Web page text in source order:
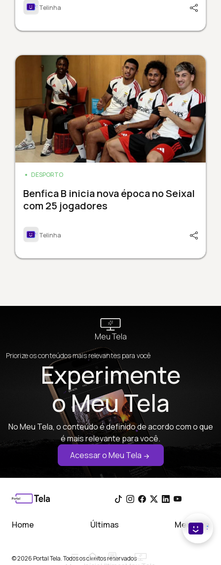
Telinha
DESPORTO
Benfica B inicia nova época no Seixal
com 25 jogadores
Telinha
Meu Tela
Priorize os conteúdos mais relevantes para você
Experimente
o Meu Tela
No Meu Tela, o conteúdo é definido de acordo com o que
é mais relevante para você.
Acessar o Meu Tela
Home Últimas Meu Tela
© 2026 Portal Tela. Todos os direitos reservados